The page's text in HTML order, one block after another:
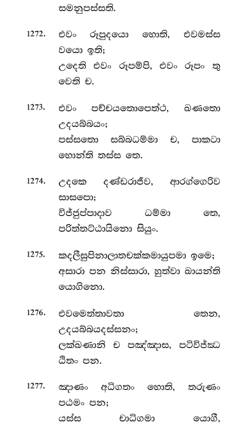
සමනුපස්සති.
1272.
එවං රූපුදයො හොති, එවමස්ස
වයො ඉති;
උදෙති එවං රූපම්පි, එවං රූපං තු
වෙති ච.
1273. එවංපච්චයතොපෙත්ථ, ඛණතො
උදයබ්බයං;
පස්සතො සබ්බධම්මා ච, පාකටා
හොන්ති තස්ස තෙ.
1274.
උදකෙ දණ්ඩරාජීව, ආරග්ගෙරිව
සාසපො;
විජ්ජුප්පාදාව ධම්මා තෙ,
පරිත්තට්ඨායිනො සියුං.
1275.
කදලීසුපිනාලාතචක්කමායුපමා ඉමෙ;
අසාරා පන නිස්සාරා, හුත්වා ඛායන්ති
යොගිනො.
1276. එවමෙත්තාවතා තෙන,
උදයබ්බයදස්සනං;
ලක්ඛණානි ච පඤ්ඤාස, පටිවිජ්ඣ
ඨිතං පන.
1277. ඤාණංඅධිගතං හොති, තරුණං
පඨමං පන;
යස්ස චාධිගමා යොගී,